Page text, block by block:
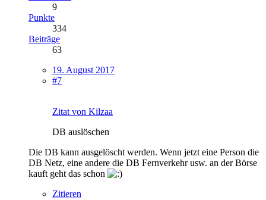
9
Punkte
334
Beiträge
63
19. August 2017
#7
Zitat von Kilzaa
DB auslöschen
Die DB kann ausgelöscht werden. Wenn jetzt eine Person die
DB Netz, eine andere die DB Fernverkehr usw. an der Börse
kauft geht das schon
Zitieren